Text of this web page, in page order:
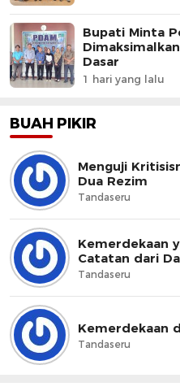
Bupati Minta
Dasar
1 hari yang lalu
BUAH PIKIR
Menguji
Dua Rezim
Tandaseru
Kemerdekaan
Catatan dari
Tandaseru
Kemerdekaan
Tandaseru